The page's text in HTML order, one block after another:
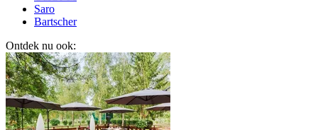
Saro
Bartscher
Ontdek nu ook: